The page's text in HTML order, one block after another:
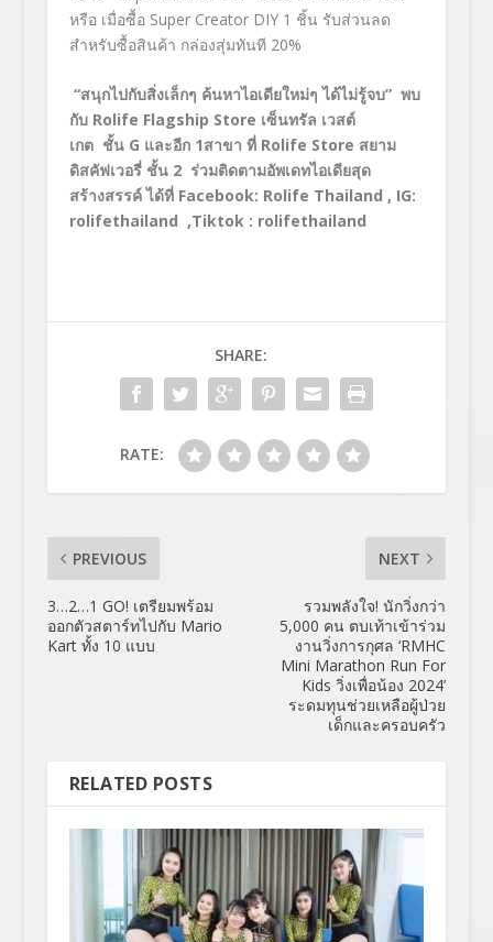
หรือ เมื่อซื้อ Super Creator DIY 1 ชิ้น รับส่วนลด
สำหรับซื้อสินค้า กล่องสุ่มทันที 20%
“สนุกไปกับสิ่งเล็กๆ ค้นหาไอเดียใหม่ๆ ได้ไม่รู้จบ” พบ
กับ Rolife Flagship Store เซ็นทรัล เวสต์
เกต ชั้น G และอีก 1สาขา ที่ Rolife Store สยาม
ดิสคัฟเวอรี่ ชั้น 2 ร่วมติดตามอัพเดทไอเดียสุด
สร้างสรรค์ ได้ที่ Facebook: Rolife Thailand , IG:
rolifethailand ,Tiktok : rolifethailand
SHARE:
RATE:
PREVIOUS
3…2…1 GO! เตรียมพร้อม
ออกตัวสตาร์ทไปกับ Mario
Kart ทั้ง 10 แบบ
NEXT
รวมพลังใจ! นักวิ่งกว่า
5,000 คน ตบเท้าเข้าร่วม
งานวิ่งการกุศล ‘RMHC
Mini Marathon Run For
Kids วิ่งเพื่อน้อง 2024’
ระดมทุนช่วยเหลือผู้ป่วย
เด็กและครอบครัว
RELATED POSTS